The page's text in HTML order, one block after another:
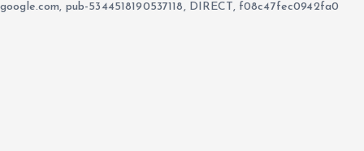
google.com, pub-5344518190537118, DIRECT, f08c47fec0942fa0